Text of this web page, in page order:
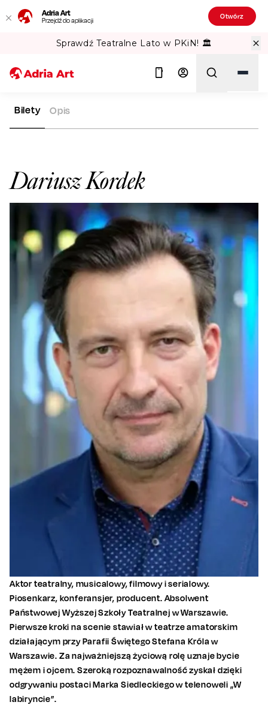
Adria Art
Przejdź do aplikacji Otwórz
Sprawdź Teatralne Lato w PKiN! 🏛️
ADRIA ART
Dariusz Kordek
Bilety Opis
Aktor teatralny, musicalowy, filmowy i serialowy.
Piosenkarz, konferansjer, producent. Absolwent
Państwowej Wyższej Szkoły Teatralnej w Warszawie.
Pierwsze kroki na scenie stawiał w teatrze amatorskim
działającym przy Parafii Świętego Stefana Króla w
Warszawie. Za najważniejszą życiową rolę uznaje bycie
mężem i ojcem. Szeroką rozpoznawalność zyskał dzięki
odgrywaniu postaci Marka Siedleckiego w telenoweli „W
labiryncie”.